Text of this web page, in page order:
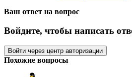
Ваш ответ на вопрос
Войдите, чтобы написать
Войти через центр авторизации
Похожие вопросы